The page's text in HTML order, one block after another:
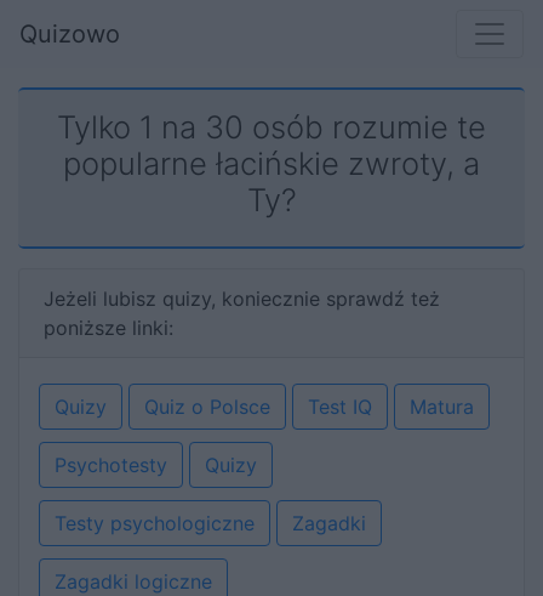
Quizowo
Tylko 1 na 30 osób rozumie te
popularne łacińskie zwroty, a
Ty?
Jeżeli lubisz quizy, koniecznie sprawdź też
poniższe linki:
Quizy Quiz o Polsce Test IQ Matura
Psychotesty Quizy
Testy psychologiczne Zagadki
Zagadki logiczne